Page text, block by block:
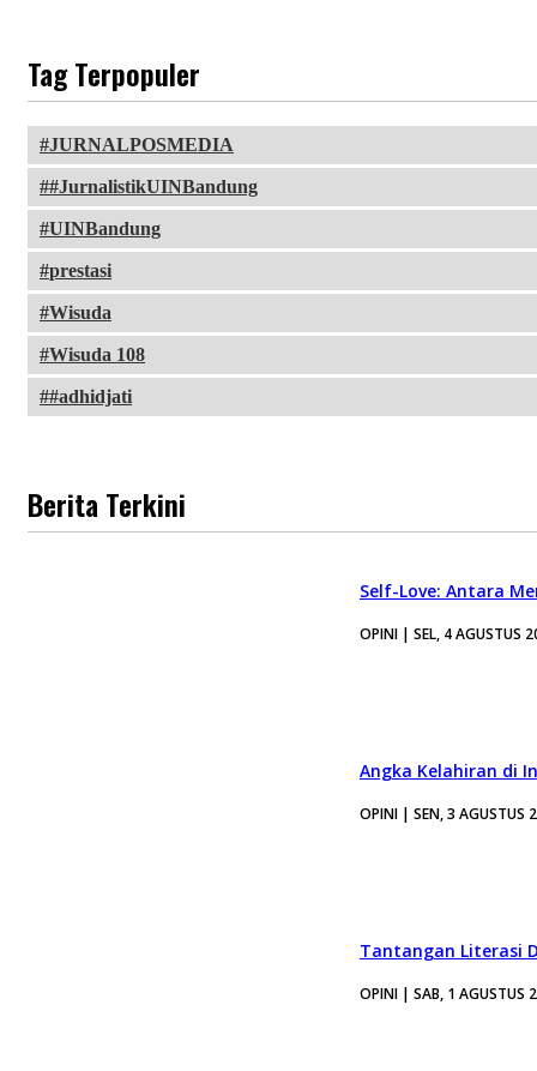
Tag Terpopuler
JURNALPOSMEDIA
#JurnalistikUINBandung
UINBandung
prestasi
Wisuda
Wisuda 108
#adhidjati
Berita Terkini
Self-Love: Antara
OPINI | SEL, 4 AGUSTUS
Angka Kelahiran di
OPINI | SEN, 3 AGUSTUS
Tantangan Literasi
OPINI | SAB, 1 AGUSTUS